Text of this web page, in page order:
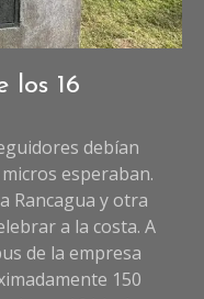
,
los 16
debían
esperaban.
Rancagua y otra
a la costa. A
de la empresa
150